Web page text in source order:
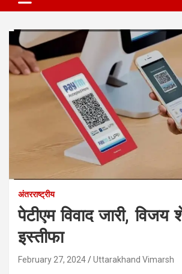
अंतरराष्ट्रीय
पेटीएम विवाद जारी, विजय
इस्तीफा
February 27, 2024 Uttarakhand Vimarsh